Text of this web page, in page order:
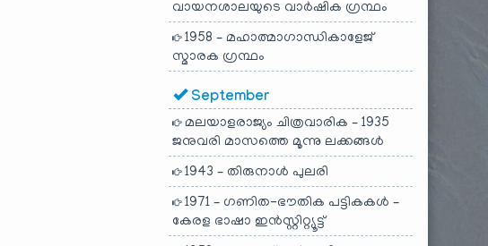
വായനശാലയുടെ വാർഷിക ഗ്രന്ഥം
1958 – മഹാത്മാഗാന്ധികാളേജ്
സ്മാരക ഗ്രന്ഥം
September
മലയാളരാജ്യം ചിത്രവാരിക – 1935
ജനുവരി മാസത്തെ മൂന്നു ലക്കങ്ങൾ
1943 – തിരുനാൾ പുലരി
1971 – ഗണിത-ഭൗതിക പട്ടികകൾ –
കേരള ഭാഷാ ഇൻസ്റ്റിറ്റ്യൂട്ട്